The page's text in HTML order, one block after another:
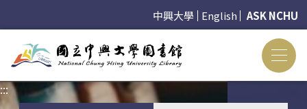
中興大學 English ASK NCHU
:::